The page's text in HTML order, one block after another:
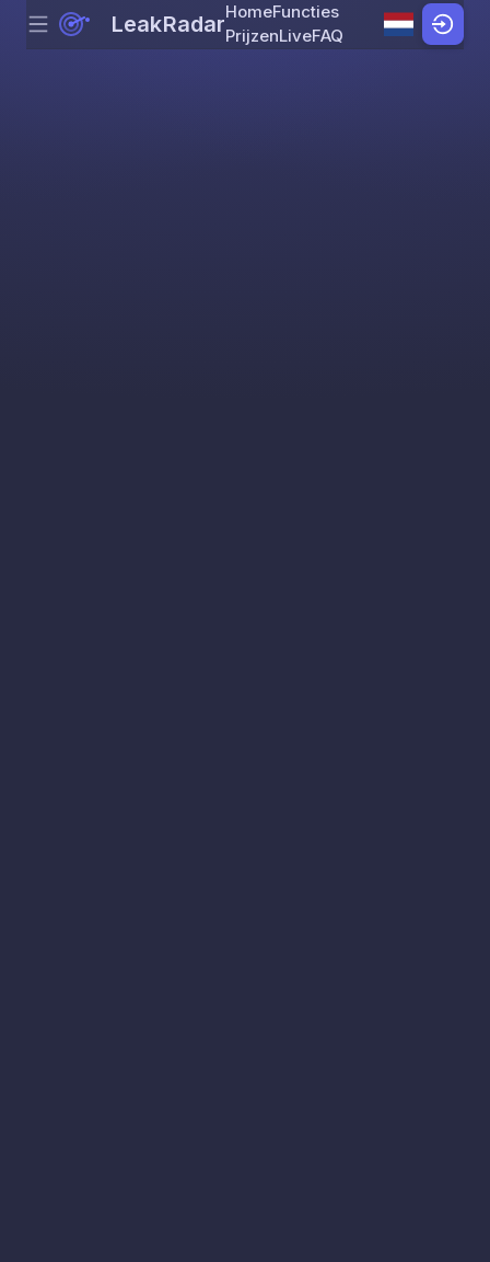
Skip to content
Menu LeakRadarHomeFuncties
PrijzenLiveFAQ